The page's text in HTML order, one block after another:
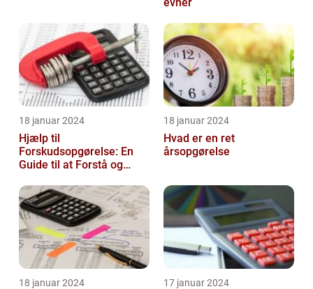
18 januar 2024
Hjælp til
Forskudsopgørelse: En
Guide til at Forstå og
18 januar 2024
Hvad er en ret
årsopgørelse
18 januar 2024 17 januar 2024